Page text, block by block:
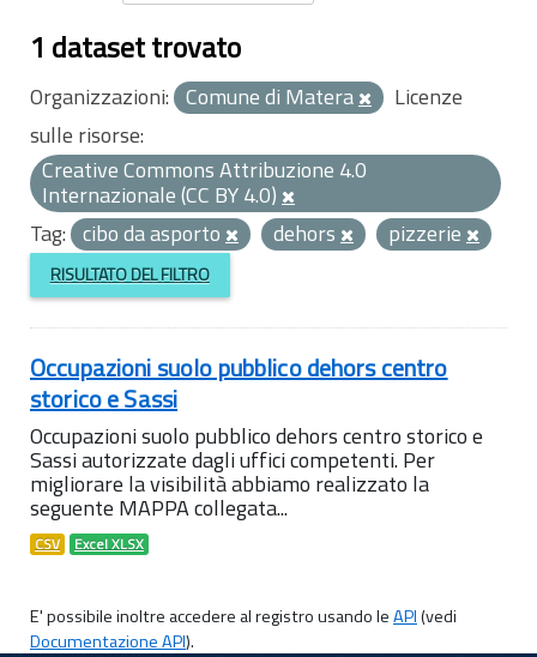
1 dataset trovato
Organizzazioni: Comune di Matera
Licenze
sulle risorse:
Creative Commons Attribuzione 4.0
Internazionale (CC BY 4.0)
Tag: cibo da asporto dehors pizzerie
RISULTATO DEL FILTRO
Occupazioni suolo pubblico dehors centro
storico e Sassi
Occupazioni suolo pubblico dehors centro storico e
Sassi autorizzate dagli uffici competenti. Per
migliorare la visibilità abbiamo realizzato la
seguente MAPPA collegata...
CSV Excel XLSX
E' possibile inoltre accedere al registro usando leAPI(vedi
Documentazione API).